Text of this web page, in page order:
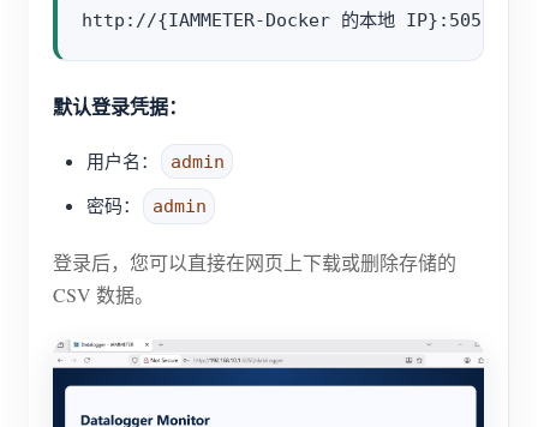
默认登录凭据：
用户名： admin
密码： admin
登录后，您可以直接在网页上下载或删除存储的
CSV 数据。